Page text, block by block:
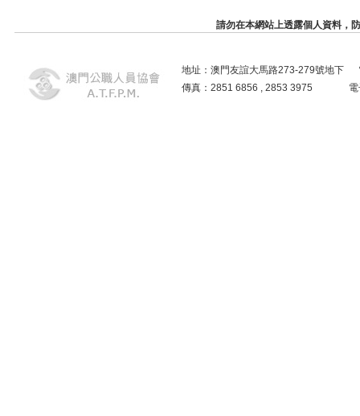
請勿在本網站上透露個人資料，
地址：澳門友誼大馬路273-279號地下
傳真：2851 6856 , 2853 3975 電